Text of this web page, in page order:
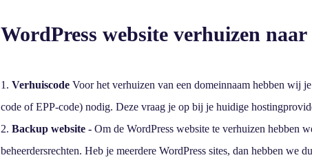
WordPress website verhuizen naar
Verhuiscode Voor het verhuizen van een domeinnaam hebben wij
code of EPP-code) nodig. Deze vraag je op bij je huidige
Backup website -Om de WordPress website te verhuizen hebben
beheerdersrechten. Heb je meerdere WordPress sites, dan hebben we